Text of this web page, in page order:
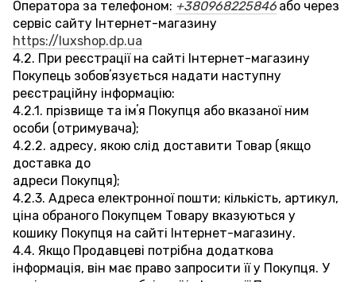
Оператора за телефоном: +380968225846 або через
сервіс сайту Інтернет-магазину
https://luxshop.dp.ua
4.2. При реєстрації на сайті Інтернет-магазину
Покупець зобовʼязується надати наступну
реєстраційну інформацію:
4.2.1. прізвище та імʼя Покупця або вказаної ним
особи (отримувача);
4.2.2. адресу, якою слід доставити Товар (якщо
доставка до
адреси Покупця);
4.2.3. Адреса електронної пошти; кількість, артикул,
ціна обраного Покупцем Товару вказуються у
кошику Покупця на сайті Інтернет-магазину.
4.4. Якщо Продавцеві потрібна додаткова
інформація, він має право запросити її у Покупця. У